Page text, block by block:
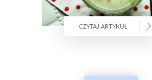
CZYTAJ ARTYKUŁ